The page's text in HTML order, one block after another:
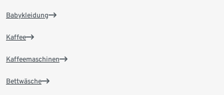
Babykleidung
Kaffee
Kaffeemaschinen
Bettwäsche